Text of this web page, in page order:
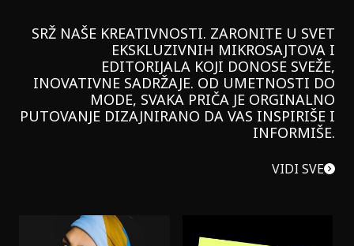
SRŽ NAŠE KREATIVNOSTI. ZARONITE U SVET
EKSKLUZIVNIH MIKROSAJTOVA I
EDITORIJALA KOJI DONOSE SVEŽE,
INOVATIVNE SADRŽAJE. OD UMETNOSTI DO
MODE, SVAKA PRIČA JE ORGINALNO
PUTOVANJE DIZAJNIRANO DA VAS INSPIRIŠE I
INFORMIŠE.
VIDI SVE